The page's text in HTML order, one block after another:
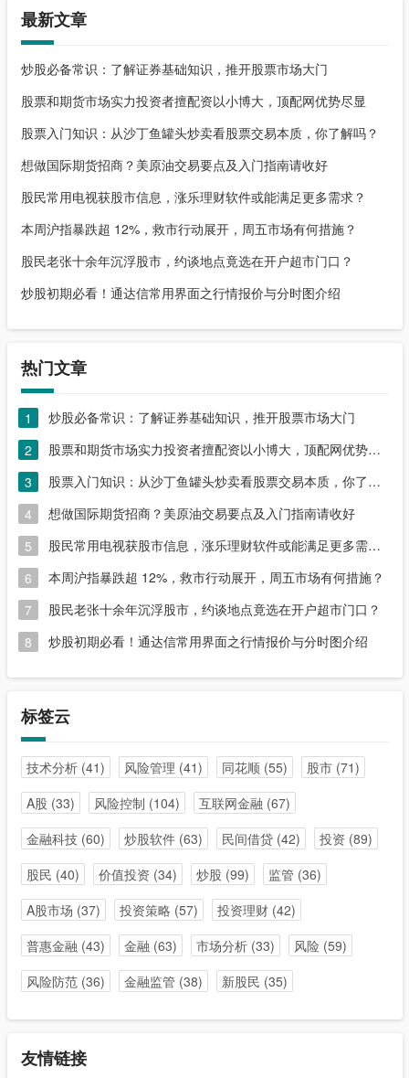
最新文章
炒股必备常识：了解证券基础知识，推开股票市场大门
股票和期货市场实力投资者擅配资以小博大，顶配网优势尽显
股票入门知识：从沙丁鱼罐头炒卖看股票交易本质，你了解吗？
想做国际期货招商？美原油交易要点及入门指南请收好
股民常用电视获股市信息，涨乐理财软件或能满足更多需求？
本周沪指暴跌超 12%，救市行动展开，周五市场有何措施？
股民老张十余年沉浮股市，约谈地点竟选在开户超市门口？
炒股初期必看！通达信常用界面之行情报价与分时图介绍
热门文章
1
炒股必备常识：了解证券基础知识，推开股票市场大门
2
股票和期货市场实力投资者擅配资以小博大，顶配网优势尽显
3
股票入门知识：从沙丁鱼罐头炒卖看股票交易本质，你了解吗？
4
想做国际期货招商？美原油交易要点及入门指南请收好
5
股民常用电视获股市信息，涨乐理财软件或能满足更多需求？
6
本周沪指暴跌超 12%，救市行动展开，周五市场有何措施？
7
股民老张十余年沉浮股市，约谈地点竟选在开户超市门口？
8
炒股初期必看！通达信常用界面之行情报价与分时图介绍
标签云
技术分析(41) 风险管理 (41) 同花顺(55) 股市(71)
A股 (33) 风险控制 (104) 互联网金融 (67)
金融科技(60) 炒股软件(63) 民间借贷(42) 投资 (89)
股民 (40) 价值投资 (34) 炒股 (99) 监管 (36)
A股市场 (37) 投资策略 (57) 投资理财(42)
普惠金融 (43) 金融 (63) 市场分析(33) 风险(59)
风险防范(36) 金融监管 (38) 新股民 (35)
友情链接